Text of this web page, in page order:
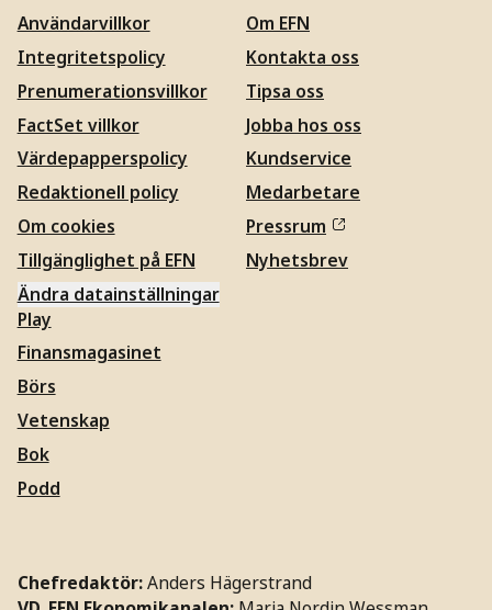
Användarvillkor
Integritetspolicy
Prenumerationsvillkor
FactSet villkor
Värdepapperspolicy
Redaktionell policy
Om cookies
Tillgänglighet på EFN
Ändra datainställningar
Om EFN
Kontakta oss
Tipsa oss
Jobba hos oss
Kundservice
Medarbetare
Pressrum
Nyhetsbrev
Play
Finansmagasinet
Börs
Vetenskap
Bok
Podd
Chefredaktör:Anders Hägerstrand